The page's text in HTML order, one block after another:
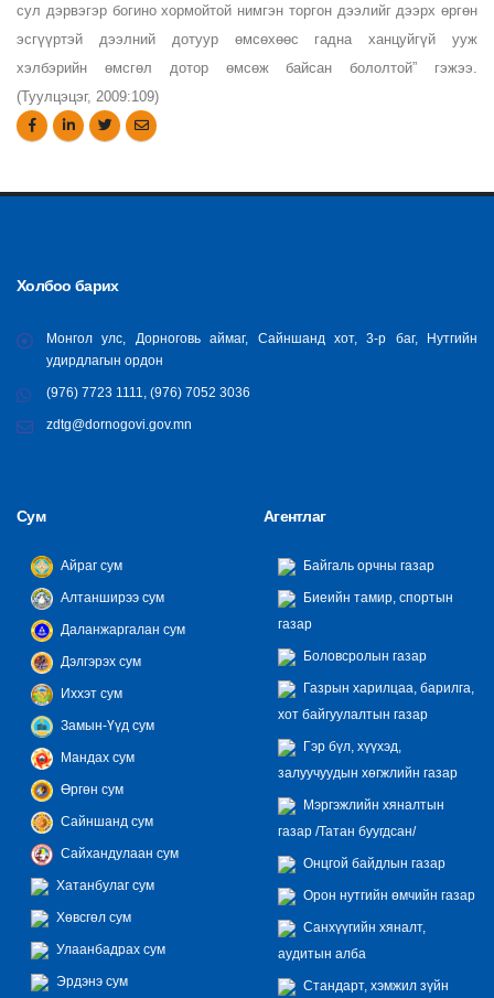
сул дэрвэгэр богино хормойтой нимгэн торгон дээлийг дээрх өргөн
эсгүүртэй дээлний дотуур өмсөхөөс гадна ханцуйгүй ууж
хэлбэрийн өмсгөл дотор өмсөж байсан бололтой” гэжээ.
(Туулцэцэг, 2009:109)
Холбоо барих
Монгол улс, Дорноговь аймаг, Сайншанд хот, 3-р баг, Нутгийн
удирдлагын ордон
(976) 7723 1111, (976) 7052 3036
zdtg@dornogovi.gov.mn
Сум
Айраг сум
Алтанширээ сум
Даланжаргалан сум
Дэлгэрэх сум
Иххэт сум
Замын-Үүд сум
Мандах сум
Өргөн сум
Сайншанд сум
Сайхандулаан сум
Хатанбулаг сум
Хөвсгөл сум
Улаанбадрах сум
Эрдэнэ сум
Агентлаг
Байгаль орчны газар
Биеийн тамир, спортын
газар
Боловсролын газар
Газрын харилцаа, барилга,
хот байгуулалтын газар
Гэр бүл, хүүхэд,
залуучуудын хөгжлийн газар
Мэргэжлийн хяналтын
газар /Татан буугдсан/
Онцгой байдлын газар
Орон нутгийн өмчийн газар
Санхүүгийн хяналт,
аудитын алба
Стандарт, хэмжил зүйн